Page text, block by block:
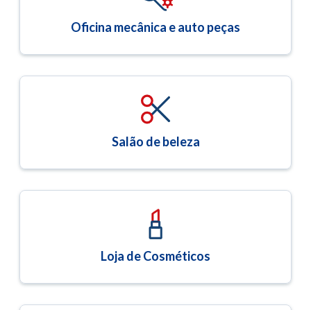
Oficina mecânica e auto peças
Salão de beleza
Loja de Cosméticos